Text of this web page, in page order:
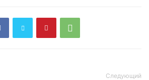
Следующий